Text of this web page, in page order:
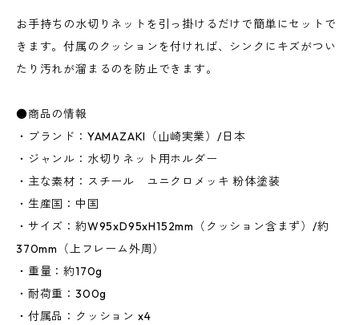
お手持ちの水切りネットを引っ掛けるだけで簡単にセットで
きます。付属のクッションを付ければ、シンクにキズがつい
たり汚れが溜まるのを防止できます。
●商品の情報
・ブランド：YAMAZAKI（山崎実業）/日本
・ジャンル：水切りネット用ホルダー
・主な素材：スチール ユニクロメッキ 粉体塗装
・生産国：中国
・サイズ：約W95xD95xH152mm（クッション含まず）/約
370mm（上フレーム外周）
・重量：約170g
・耐荷重：300g
・付属品：クッション x4